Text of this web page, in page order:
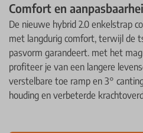
​Comfort en
De nieuwe hybrid 2.0 enkelstrap
met langdurig comfort, terwijl de
pasvorm garandeert. met het
profiteer je van een langere
verstelbare toe ramp en 3°
houding en verbeterde